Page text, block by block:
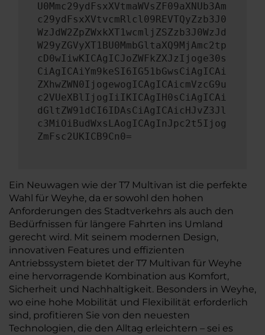
U0Mmc29ydFsxXVtmaWVsZF09aXNUb3Am
c29ydFsxXVtvcmRlcl09REVTQyZzb3J0
WzJdW2ZpZWxkXT1wcmljZSZzb3J0WzJd
W29yZGVyXT1BU0MmbGltaXQ9MjAmc2tp
cD0wIiwKICAgICJoZWFkZXJzIjoge30s
CiAgICAiYm9keSI6IG51bGwsCiAgICAi
ZXhwZWN0IjogewogICAgICAicmVzcG9u
c2VUeXBlIjogIiIKICAgIH0sCiAgICAi
dGltZW91dCI6IDAsCiAgICAicHJvZ3Jl
c3MiOiBudWxsLAogICAgInJpc2t5Ijog
ZmFsc2UKICB9Cn0=
Ein Neuwagen wie der T7 Multivan ist die perfekte
Wahl für Weyhe, da er sowohl den hohen
Anforderungen des Stadtverkehrs als auch den
Bedürfnissen für längere Fahrten ins Umland
gerecht wird. Mit seinem modernen Design,
innovativen Features und effizienten
Antriebssystem bietet der T7 Multivan für Weyhe
eine hervorragende Kombination aus Komfort,
Sicherheit und Nachhaltigkeit. Besonders in Weyhe,
wo eine hohe Mobilität und Flexibilität erforderlich
sind, profitieren Sie von den neuesten
Technologien, die den Alltag erleichtern – sei es